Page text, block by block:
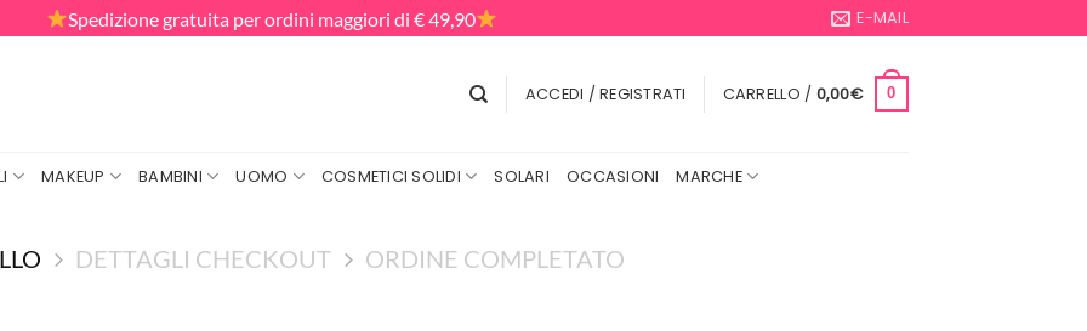
Spedizione gratuita per ordini maggiori di € 49,90 E-MAIL
ACCEDI / REGISTRATI CARRELLO / 0,00€ 0
MAKEUP BAMBINI UOMO COSMETICI SOLIDI SOLARI OCCASIONI MARCHE
DETTAGLI CHECKOUT ORDINE COMPLETATO